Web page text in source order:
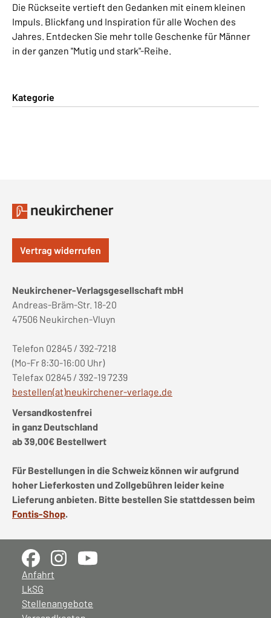
Die Rückseite vertieft den Gedanken mit einem kleinen
Impuls. Blickfang und Inspiration für alle Wochen des
Jahres. Entdecken Sie mehr tolle Geschenke für Männer
in der ganzen "Mutig und stark"-Reihe.
Kategorie
Vertrag widerrufen
Neukirchener-Verlagsgesellschaft mbH
Andreas-Bräm-Str. 18-20
47506 Neukirchen-Vluyn
Telefon 02845 / 392-7218
(Mo-Fr 8:30-16:00 Uhr)
Telefax 02845 / 392-19 7239
bestellen(at)neukirchener-verlage.de
Versandkostenfrei
in ganz Deutschland
ab 39,00€ Bestellwert
Für Bestellungen in die Schweiz können wir aufgrund
hoher Lieferkosten und Zollgebühren leider keine
Lieferung anbieten. Bitte bestellen Sie stattdessen beim
Fontis-Shop.
Anfahrt
LkSG
Stellenangebote